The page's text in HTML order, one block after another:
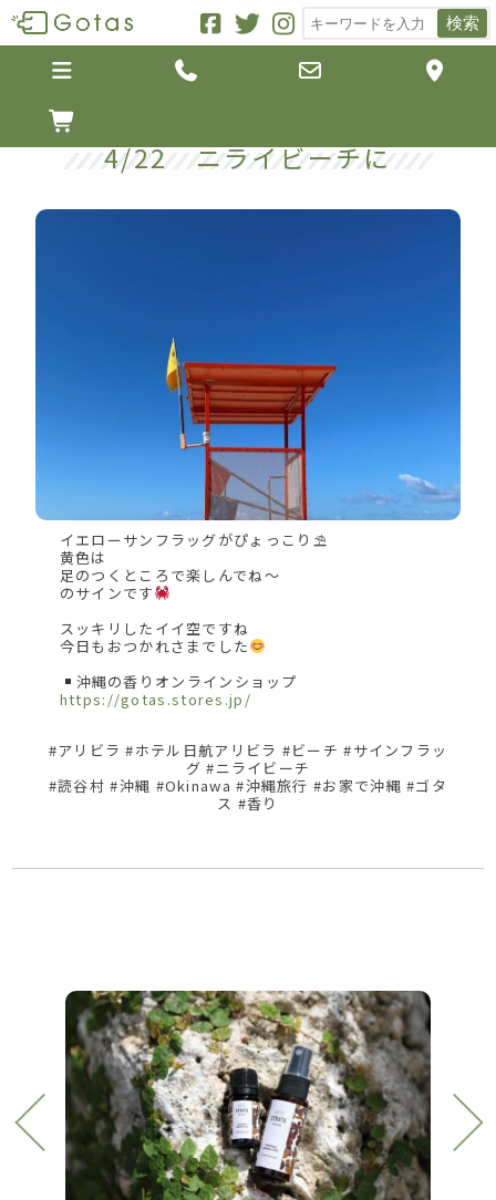
検索
   

4/22 ニライビーチに
イエローサンフラッグがぴょっこり⛱
黄色は
足のつくところで楽しんでね〜
のサインです
スッキリしたイイ空ですね
今日もおつかれさまでした
沖縄の香りオンラインショップ
https://gotas.stores.jp/
#アリビラ #ホテル日航アリビラ #ビーチ #サインフラッ
グ #ニライビーチ
#読谷村 #沖縄 #Okinawa #沖縄旅行 #お家で沖縄 #ゴタ
ス #香り